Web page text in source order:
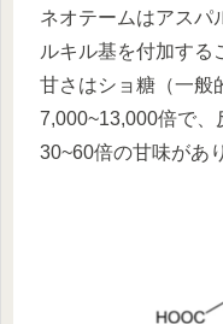
ネオテームはアスパ
ルキル基を付加する
甘さはショ糖（一般
7,000~13,000倍で
30~60倍の甘味があ